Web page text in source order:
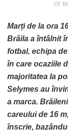
CF
Marți de la ora
Brăila a întâlnit
fotbal, echipa
în care ocaziile
majoritatea la
Selymes au
a marca.
careului de 16
înscrie,